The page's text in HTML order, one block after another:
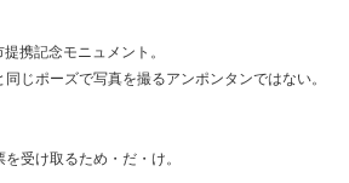
携記念モニュメント。
じポーズで写真を撮るアンポンタンではない。
受け取るため・だ・け。